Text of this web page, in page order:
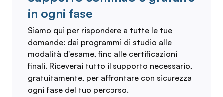
in ogni fase
Siamo qui per rispondere a tutte le tue
domande: dai programmi di studio alle
modalità d'esame, fino alle certificazioni
finali. Riceverai tutto il supporto necessario,
gratuitamente, per affrontare con sicurezza
ogni fase del tuo percorso.